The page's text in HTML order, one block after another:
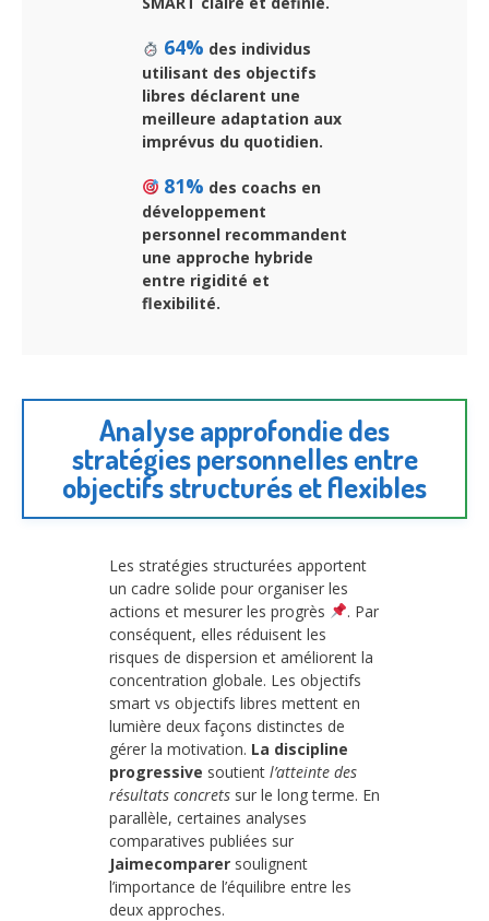
64% des individus
utilisant des objectifs
libres déclarent une
meilleure adaptation aux
imprévus du quotidien.
81% des coachs en
développement
personnel recommandent
une approche hybride
entre rigidité et
flexibilité.
Analyse approfondie des
stratégies personnelles entre
objectifs structurés et flexibles
Les stratégies structurées apportent
un cadre solide pour organiser les
actions et mesurer les progrès
. Par
conséquent, elles réduisent les
risques de dispersion et améliorent la
concentration globale. Les objectifs
smart vs objectifs libres mettent en
lumière deux façons distinctes de
gérer la motivation. La discipline
progressive soutient l’atteinte des
résultats concrets sur le long terme. En
parallèle, certaines analyses
comparatives publiées sur
Jaimecomparer soulignent
l’importance de l’équilibre entre les
deux approches.